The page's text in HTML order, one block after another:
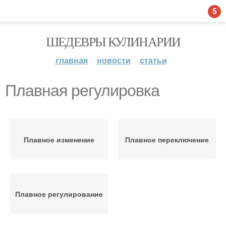
ШЕДЕВРЫ КУЛИНАРИИ
главная новости статьи
Плавная регулировка
Плавное изменение Плавное переключение
Плавное регулирование
5